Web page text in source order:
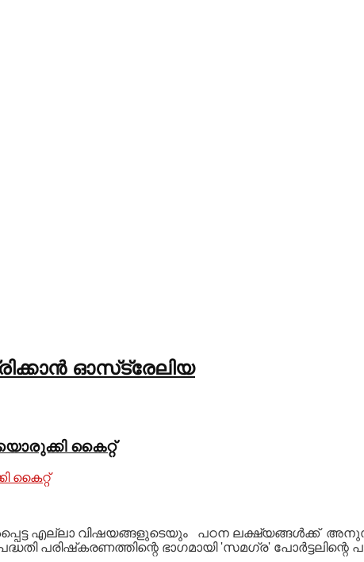
ഓസ്‌ട്രേലിയ
കൈറ്റ്
എല്ലാ വിഷയങ്ങളുടെയും പഠന ലക്ഷ്യങ്ങൾക്ക്
പരിഷ്‌കരണത്തിന്റെ ഭാഗമായി 'സമഗ്ര'